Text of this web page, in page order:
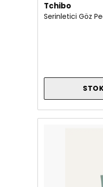
Tchibo
Serinletici Göz